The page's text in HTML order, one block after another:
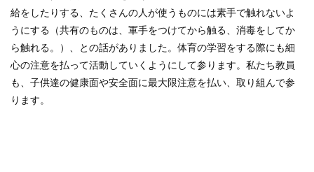
給をしたりする、たくさんの人が使うものには素手で触れないよ
うにする（共有のものは、軍手をつけてから触る、消毒をしてか
ら触れる。）、との話がありました。体育の学習をする際にも細
心の注意を払って活動していくようにして参ります。私たち教員
も、子供達の健康面や安全面に最大限注意を払い、取り組んで参
ります。